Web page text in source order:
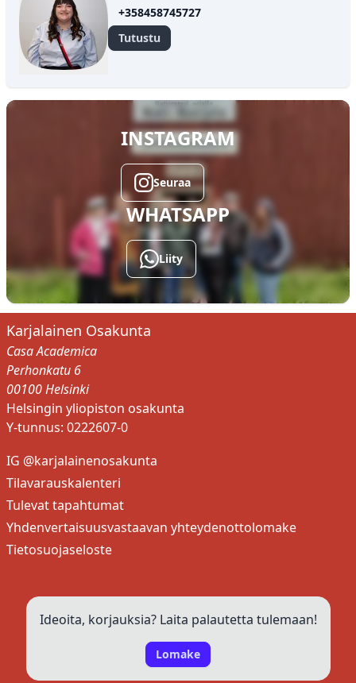
+358458745727
Tutustu
Sonja Behm
ARKISTON- JA KIRJASTONHOITAJA
PUUKELLON TOIMITUSKUNTA
INSTAGRAM
Seuraa
WHATSAPP
Liity
Karjalainen Osakunta
Casa Academica
Perhonkatu 6
00100 Helsinki
Helsingin yliopiston osakunta
Y-tunnus: 0222607-0
IG @karjalainenosakunta
Tilavarauskalenteri
Tulevat tapahtumat
Yhdenvertaisuusvastaavan yhteydenottolomake
Tietosuojaseloste
Ideoita, korjauksia? Laita palautetta tulemaan!
Lomake